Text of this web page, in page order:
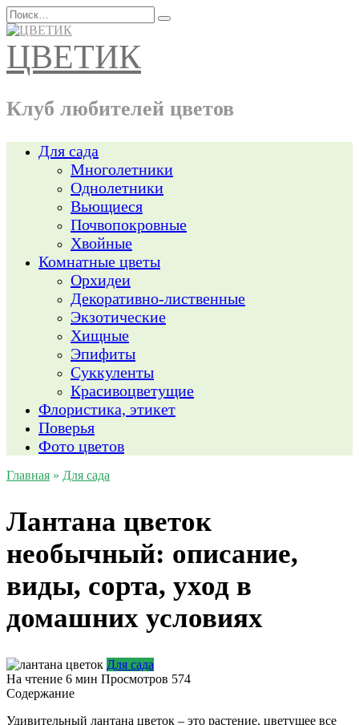
Перейти
к
содержанию
Search
for:
ЦВЕТИК
Клуб любителей цветов
Для сада
Многолетники
Однолетники
Вьющиеся
Почвопокровные
Хвойные
Комнатные цветы
Орхидеи
Декоративно-лиственные
Экзотические
Хищные
Эпифиты
Суккуленты
Красивоцветущие
Флористика, этикет
Поверья
Фото цветов
Главная » Для сада
Лантана цветок
необычный: описание,
виды, сорта, уход в
домашних условиях
Для сада
На чтение 6 мин Просмотров 574
Содержание
Удивительный лантана цветок – это растение, цветущее все